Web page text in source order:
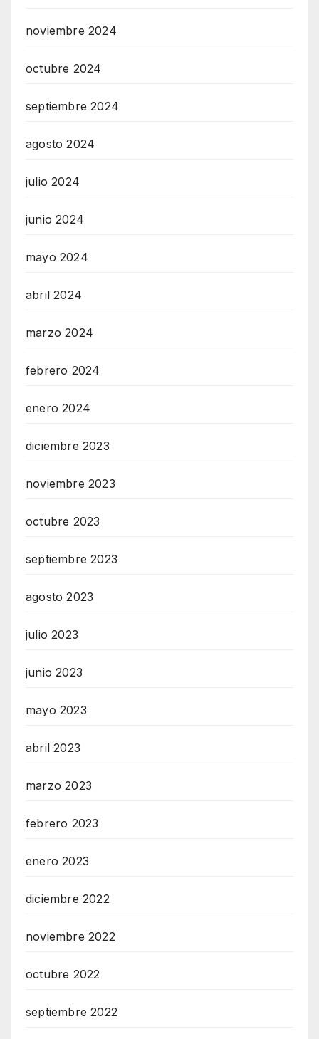
noviembre 2024
octubre 2024
septiembre 2024
agosto 2024
julio 2024
junio 2024
mayo 2024
abril 2024
marzo 2024
febrero 2024
enero 2024
diciembre 2023
noviembre 2023
octubre 2023
septiembre 2023
agosto 2023
julio 2023
junio 2023
mayo 2023
abril 2023
marzo 2023
febrero 2023
enero 2023
diciembre 2022
noviembre 2022
octubre 2022
septiembre 2022